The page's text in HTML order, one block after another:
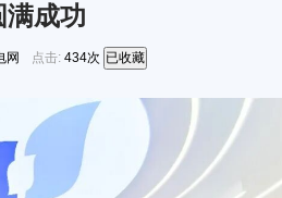
满成功
网 点击: 434次 已收藏